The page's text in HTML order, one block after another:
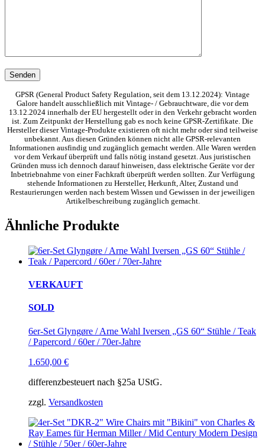
GPSR (General Product Safety Regulation, seit dem 13.12.2024): Vintage
Galore handelt ausschließlich mit Vintage- / Gebrauchtware, die vor dem
13.12.2024 innerhalb der EU hergestellt oder in den Verkehr gebracht worden
ist. Zum Zeitpunkt der Herstellung gab es noch keine GPSR-Zertifikate. Die
Hersteller dieser Vintage-Produkte existieren oft nicht mehr oder sind teilweise
unbekannt. Aus diesen Gründen können nicht alle GPSR-relevanten
Informationen ausfindig und zugänglich gemacht werden. Alle Waren werden
vor dem Verkauf überprüft und falls nötig instand gesetzt. Aus juristischen
Gründen muss ich dennoch darauf hinweisen, dass elektrische Geräte vor der
Inbetriebnahme von einer Fachkraft überprüft werden sollten. Zur Verfügung
stehende Informationen zu Hersteller, Herkunft, Alter, Zustand und
Restaurierungen werden nach bestem Wissen und Gewissen in der jeweiligen
Artikelbeschreibung zugänglich gemacht.
Ähnliche Produkte
VERKAUFT
SOLD
6er-Set Glyngøre / Arne Wahl Iversen „GS 60“ Stühle / Teak
/ Papercord / 60er / 70er-Jahre
1.650,00 €
differenzbesteuert nach §25a UStG.
zzgl. Versandkosten